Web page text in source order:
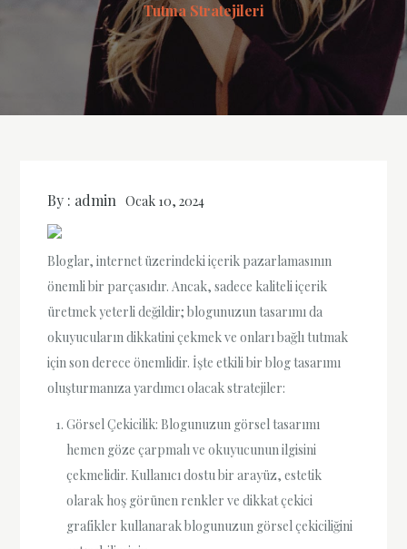
Tutma Stratejileri
By : admin Ocak 10, 2024
Bloglar, internet üzerindeki içerik pazarlamasının
önemli bir parçasıdır. Ancak, sadece kaliteli içerik
üretmek yeterli değildir; blogunuzun tasarımı da
okuyucuların dikkatini çekmek ve onları bağlı tutmak
için son derece önemlidir. İşte etkili bir blog tasarımı
oluşturmanıza yardımcı olacak stratejiler:
Görsel Çekicilik: Blogunuzun görsel tasarımı
hemen göze çarpmalı ve okuyucunun ilgisini
çekmelidir. Kullanıcı dostu bir arayüz, estetik
olarak hoş görünen renkler ve dikkat çekici
grafikler kullanarak blogunuzun görsel çekiciliğini